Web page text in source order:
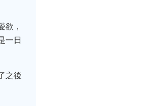
欲，
一日
之後